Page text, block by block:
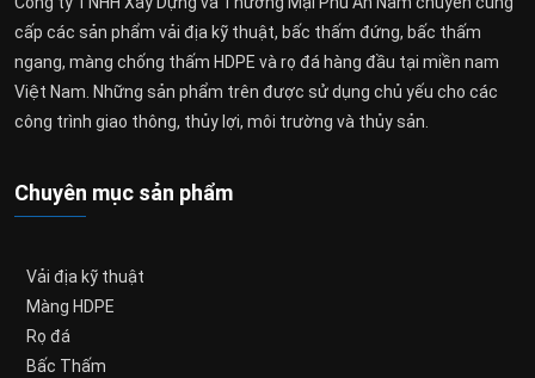
cấp các sản phẩm vải địa kỹ thuật, bấc thấm đứng, bấc thấm
ngang, màng chống thấm HDPE và rọ đá hàng đầu tại miền nam
Việt Nam. Những sản phẩm trên được sử dụng chủ yếu cho các
công trình giao thông, thủy lợi, môi trường và thủy sản.
Chuyên mục sản phẩm
Vải địa kỹ thuật
Màng HDPE
Rọ đá
Bấc Thấm